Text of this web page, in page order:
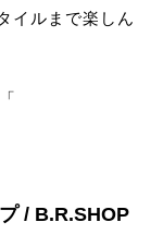
イルまで楽しん
/ B.R.SHOP